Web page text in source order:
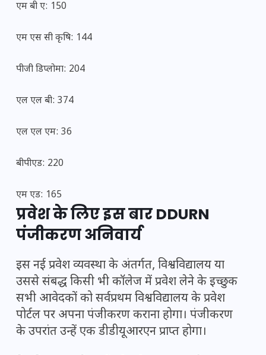
एम बी ए: 150
एम एस सी कृषि: 144
पीजी डिप्लोमा: 204
एल एल बी: 374
एल एल एम: 36
बीपीएड: 220
एम एड: 165
प्रवेश के लिए इस बार DDURN
पंजीकरण अनिवार्य
इस नई प्रवेश व्यवस्था के अंतर्गत, विश्वविद्यालय या
उससे संबद्ध किसी भी कॉलेज में प्रवेश लेने के इच्छुक
सभी आवेदकों को सर्वप्रथम विश्वविद्यालय के प्रवेश
पोर्टल पर अपना पंजीकरण कराना होगा। पंजीकरण
के उपरांत उन्हें एक डीडीयूआरएन प्राप्त होगा।